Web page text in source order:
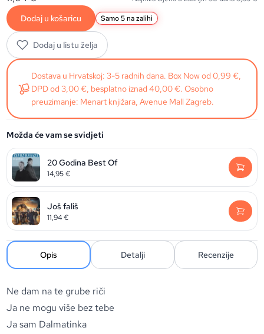
Dodaj u košaricu Samo 5 na zalihi
Dodaj u listu želja
Dostava u Hrvatskoj: 3-5 radnih dana. Box Now od 0,99 €,
DPD od 3,00 €, besplatno iznad 40,00 €. Osobno
preuzimanje: Menart knjižara, Avenue Mall Zagreb.
Možda će vam se svidjeti
20 Godina Best Of
14,95€
Još fališ
11,94€
Opis Detalji Recenzije
Ne dam na te grube riči
Ja ne mogu više bez tebe
Ja sam Dalmatinka